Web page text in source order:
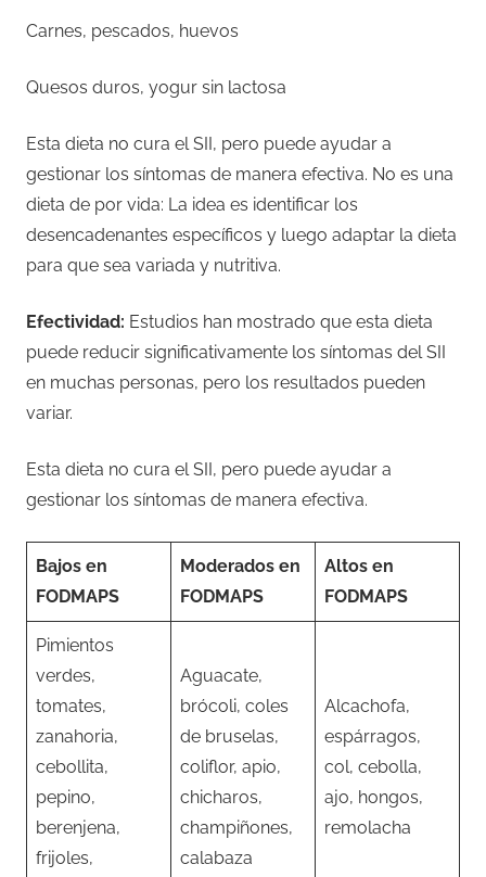
Carnes, pescados, huevos
Quesos duros, yogur sin lactosa
Esta dieta no cura el SII, pero puede ayudar a
gestionar los síntomas de manera efectiva. No es una
dieta de por vida: La idea es identificar los
desencadenantes específicos y luego adaptar la dieta
para que sea variada y nutritiva.
Efectividad: Estudios han mostrado que esta dieta
puede reducir significativamente los síntomas del SII
en muchas personas, pero los resultados pueden
variar.
Esta dieta no cura el SII, pero puede ayudar a
gestionar los síntomas de manera efectiva.
Bajos en
FODMAPS
Moderados en
FODMAPS
Altos en
FODMAPS
Pimientos
verdes,
tomates,
zanahoria,
cebollita,
pepino,
berenjena,
frijoles,
Aguacate,
brócoli, coles
de bruselas,
coliflor, apio,
chicharos,
champiñones,
calabaza
Alcachofa,
espárragos,
col, cebolla,
ajo, hongos,
remolacha